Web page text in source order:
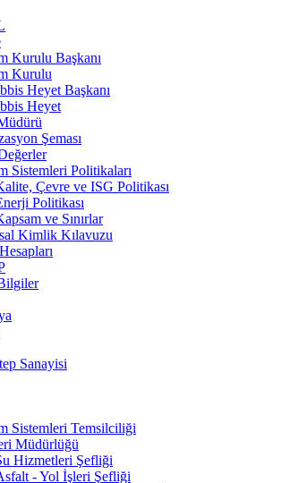
Kurulu Başkanı
Kurulu
Heyet Başkanı
Heyet
Şeması
Sistemleri Politikaları
Çevre ve ISG Politikası
Politikası
ve Sınırlar
Kimlik Kılavuzu
Sanayisi
Sistemleri Temsilciliği
Müdürlüğü
Hizmetleri Şefliği
- Yol İşleri Şefliği